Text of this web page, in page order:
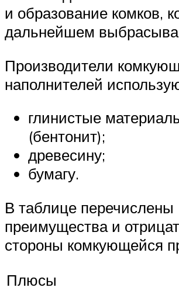
и образование комков,
дальнейшем
Производители
наполнителей
глинистые
(бентонит);
древесину;
бумагу.
В таблице перечислены
преимущества и
стороны комкующейся
Плюсы